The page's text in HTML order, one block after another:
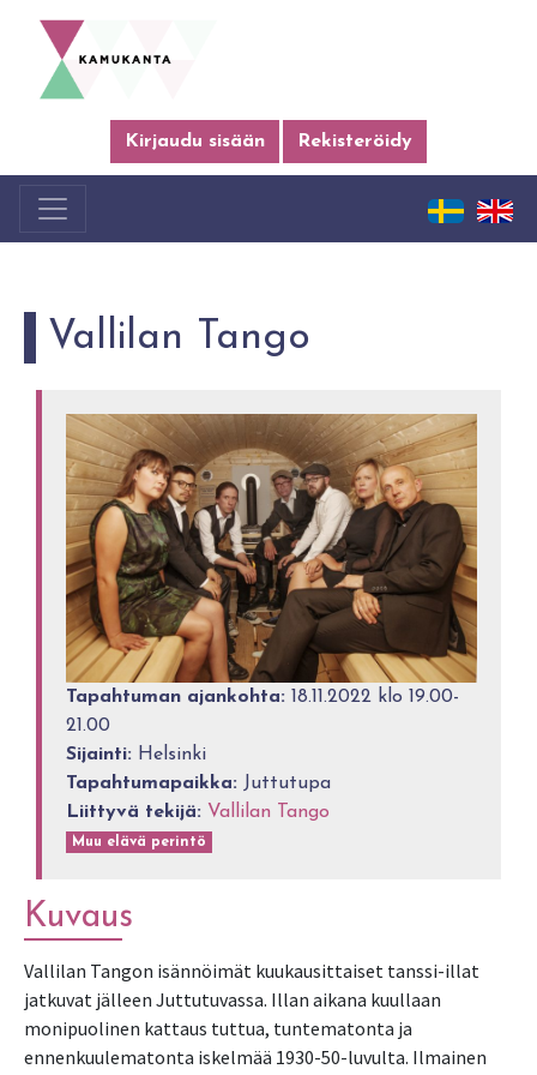
Kirjaudu sisään Rekisteröidy
Vallilan Tango
Tapahtuman ajankohta: 18.11.2022 klo 19.00-
21.00
Sijainti: Helsinki
Tapahtumapaikka: Juttutupa
Liittyvä tekijä: Vallilan Tango
Muu elävä perintö
Kuvaus
Vallilan Tangon isännöimät kuukausittaiset tanssi-illat
jatkuvat jälleen Juttutuvassa. Illan aikana kuullaan
monipuolinen kattaus tuttua, tuntematonta ja
ennenkuulematonta iskelmää 1930-50-luvulta. Ilmainen